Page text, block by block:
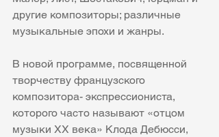
другие композиторы; различные
музыкальные эпохи и жанры.
В новой программе, посвященной
творчеству французского
композитора- экспрессиониста,
которого часто называют «отцом
музыки XX века» Клода Дебюсси,